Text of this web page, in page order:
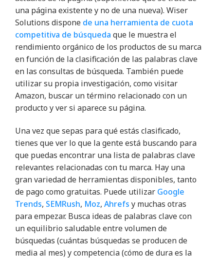
una página existente y no de una nueva). Wiser
Solutions dispone de una herramienta de cuota
competitiva de búsqueda que le muestra el
rendimiento orgánico de los productos de su marca
en función de la clasificación de las palabras clave
en las consultas de búsqueda. También puede
utilizar su propia investigación, como visitar
Amazon, buscar un término relacionado con un
producto y ver si aparece su página.
Una vez que sepas para qué estás clasificado,
tienes que ver lo que la gente está buscando para
que puedas encontrar una lista de palabras clave
relevantes relacionadas con tu marca. Hay una
gran variedad de herramientas disponibles, tanto
de pago como gratuitas. Puede utilizar Google
Trends, SEMRush, Moz,Ahrefs y muchas otras
para empezar. Busca ideas de palabras clave con
un equilibrio saludable entre volumen de
búsquedas (cuántas búsquedas se producen de
media al mes) y competencia (cómo de dura es la